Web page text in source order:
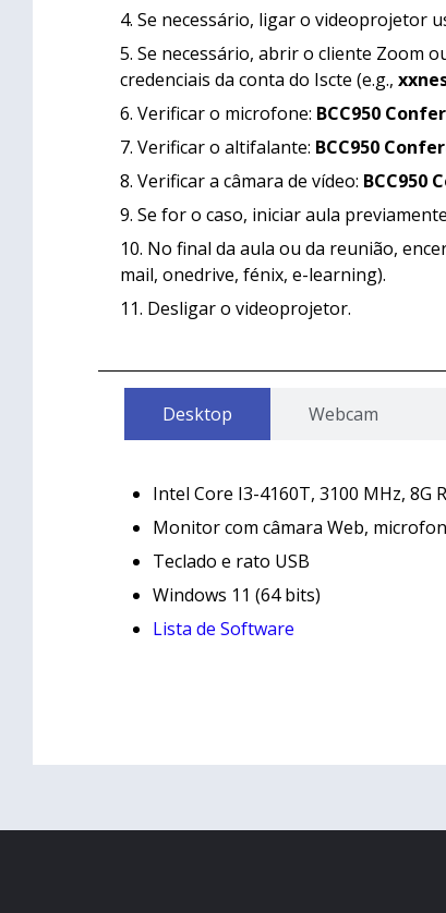
Se necessário, ligar o videoprojetor
Se necessário, abrir o cliente Zoom
credenciais da conta do Iscte (e.g.,
Verificar o microfone: BCC950
Verificar o altifalante: BCC950
Verificar a câmara de vídeo: BCC950
Se for o caso, iniciar aula
No final da aula ou da reunião,
mail, onedrive, fénix, e-learning).
Desligar o videoprojetor.
Desktop Webcam
Intel Core I3-4160T, 3100 MHz, 8G
Monitor com câmara Web,
Teclado e rato USB
Windows 11 (64 bits)
Lista de Software